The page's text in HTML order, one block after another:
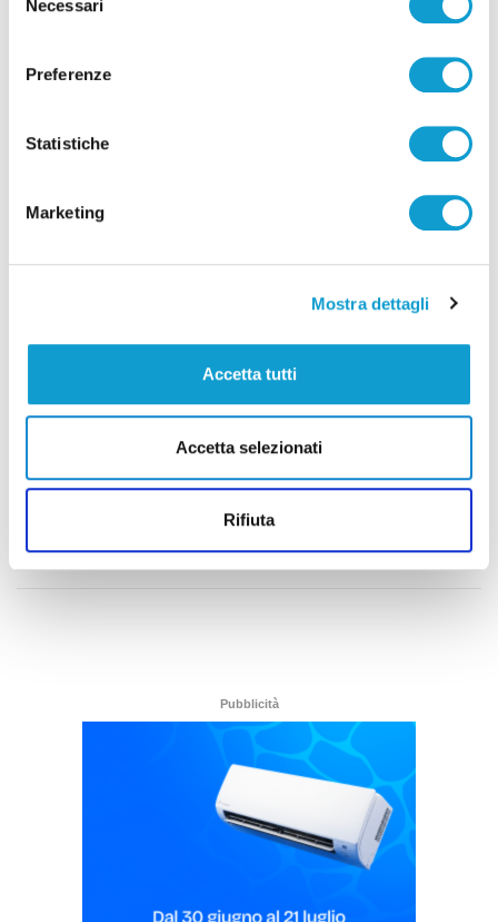
delNecessari
Preferenze
Statistiche
Marketing
Mostra dettagli
Accetta tutti
Accetta selezionati
Rifiuta
Correlati
Schianto nella notte sulla Salaria: morto
19enne di Centobuchi
Pubblicità